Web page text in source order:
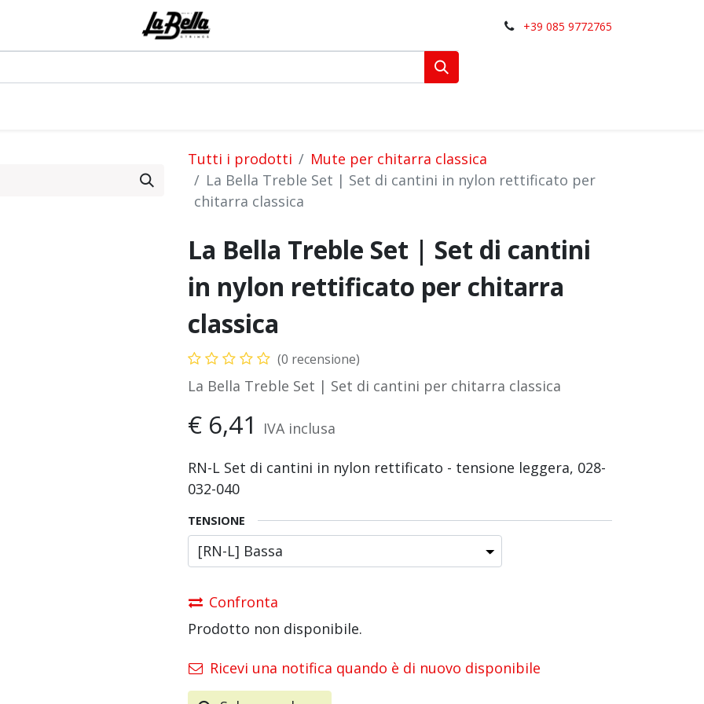
+39 085 9772765
Tutti i prodotti
Mute per chitarra classica
La Bella Treble Set | Set di cantini in nylon rettificato per
chitarra classica
La Bella Treble Set | Set di cantini
in nylon rettificato per chitarra
classica
(0 recensione)
La Bella Treble Set | Set di cantini per chitarra classica
€ 6,41 IVA inclusa
RN-L Set di cantini in nylon rettificato - tensione leggera, 028-
032-040
TENSIONE
Confronta
Prodotto non disponibile.
Ricevi una notifica quando è di nuovo disponibile